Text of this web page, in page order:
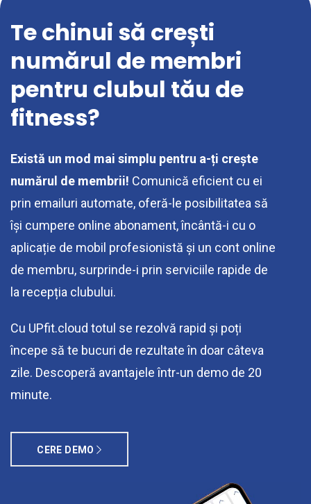
Te chinui să crești
numărul de membri
pentru clubul tău de
fitness?
Există un mod mai simplu pentru a-ți crește
numărul de membrii! Comunică eficient cu ei
prin emailuri automate, oferă-le posibilitatea să
își cumpere online abonament, încântă-i cu o
aplicație de mobil profesionistă și un cont online
de membru, surprinde-i prin serviciile rapide de
la recepția clubului.
Cu UPfit.cloud totul se rezolvă rapid și poți
începe să te bucuri de rezultate în doar câteva
zile. Descoperă avantajele într-un demo de 20
minute.
CERE DEMO